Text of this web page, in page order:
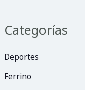
Categorías
Deportes
Ferrino